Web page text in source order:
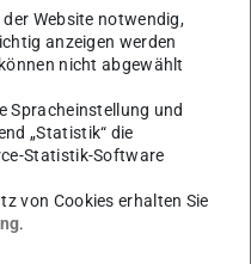
bindet alle Arten von
auf und visualisiert
und
CO2-Bilanz für
Fachleute und
Energiewende, die an
Technologie glauben“,
Website notwendig,
anzeigen werden
nicht abgewählt
Spracheinstellung und
„Statistik“ die
Statistik-Software
von Cookies erhalten Sie
.